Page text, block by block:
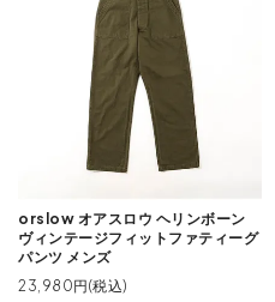
orslow オアスロウ ヘリンボーン
ヴィンテージフィットファティーグ
パンツ メンズ
23,980円(税込)